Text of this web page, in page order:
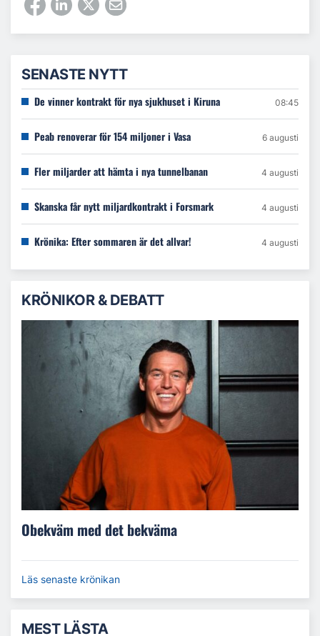
SENASTE NYTT
De vinner kontrakt för nya sjukhuset i Kiruna 08:45
Peab renoverar för 154 miljoner i Vasa 6 augusti
Fler miljarder att hämta i nya tunnelbanan 4 augusti
Skanska får nytt miljardkontrakt i Forsmark 4 augusti
Krönika: Efter sommaren är det allvar! 4 augusti
KRÖNIKOR & DEBATT
Obekväm med det bekväma
Läs senaste krönikan
MEST LÄSTA